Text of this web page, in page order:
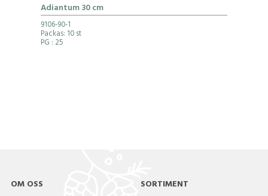
Adiantum 30 cm
9106-90-1
Packas: 10 st
PG : 25
OM OSS SORTIMENT